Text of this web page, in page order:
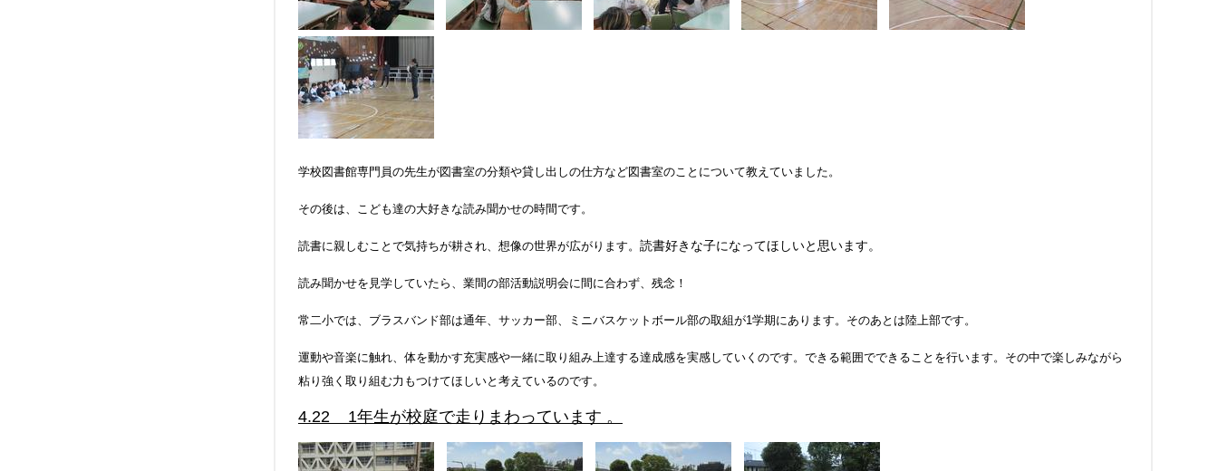
学校図書館専門員の先生が図書室の分類や貸し出しの仕方など図書室のことについて教えていました。
その後は、こども達の大好きな読み聞かせの時間です。
読書に親しむことで気持ちが耕され、想像の世界が広がります。 読書好きな子になってほしいと思います。
読み聞かせを見学していたら、業間の部活動説明会に間に合わず、残念！
常二小では、ブラスバンド部は通年、サッカー部、ミニバスケットボール部の取組が1学期にあります。そのあとは陸上部です。
運動や音楽に触れ、体を動かす充実感や一緒に取り組み上達する達成感を実感していくのです。できる範囲でできることを行います。その中で楽しみながら
粘り強く取り組む力もつけてほしいと考えているのです。
4.22 1年生が校庭で走りまわっています 。